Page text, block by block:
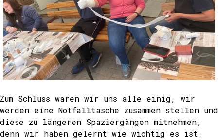
Zum Schluss waren wir uns alle einig, wir
werden eine Notfalltasche zusammen stellen und
diese zu längeren Spaziergängen mitnehmen,
denn wir haben gelernt wie wichtig es ist,